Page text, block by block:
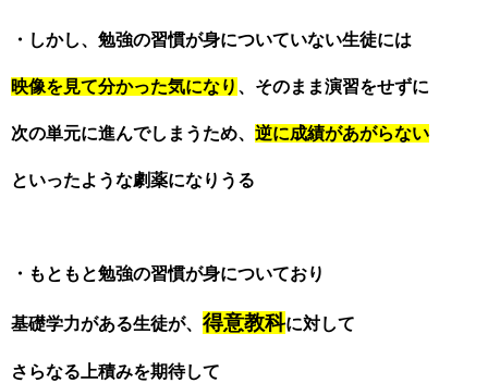
・しかし、勉強の習慣が身についていない生徒には
映像を見て分かった気になり 、そのまま演習をせずに
次の単元に進んでしまうため、 逆に成績があがらない
といったような劇薬になりうる
・もともと勉強の習慣が身についており
基礎学力がある生徒が、 得意教科に対して
さらなる上積みを期待して